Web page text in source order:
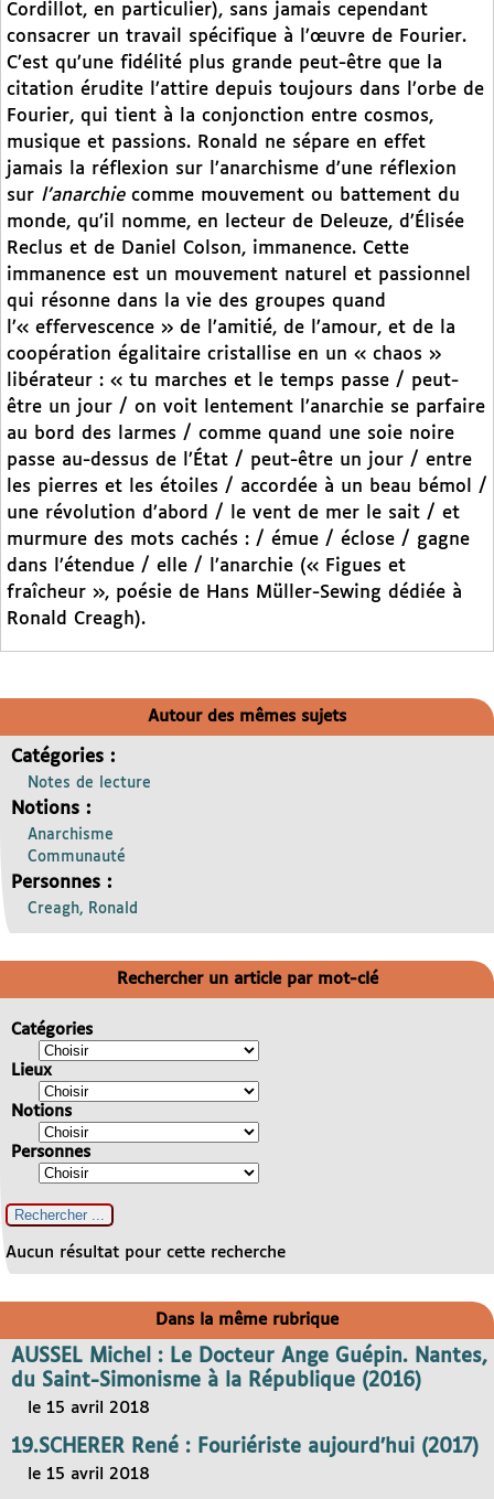
Cordillot, en particulier), sans jamais cependant
consacrer un travail spécifique à l’œuvre de Fourier.
C’est qu’une fidélité plus grande peut-être que la
citation érudite l’attire depuis toujours dans l’orbe de
Fourier, qui tient à la conjonction entre cosmos,
musique et passions. Ronald ne sépare en effet
jamais la réflexion sur l’anarchisme d’une réflexion
sur l’anarchiecomme mouvement ou battement du
monde, qu’il nomme, en lecteur de Deleuze, d’Élisée
Reclus et de Daniel Colson, immanence. Cette
immanence est un mouvement naturel et passionnel
qui résonne dans la vie des groupes quand
l’« effervescence » de l’amitié, de l’amour, et de la
coopération égalitaire cristallise en un « chaos »
libérateur : « tu marches et le temps passe / peut-
être un jour / on voit lentement l’anarchie se parfaire
au bord des larmes / comme quand une soie noire
passe au-dessus de l’État / peut-être un jour / entre
les pierres et les étoiles / accordée à un beau bémol /
une révolution d’abord / le vent de mer le sait / et
murmure des mots cachés : / émue / éclose / gagne
dans l’étendue / elle / l’anarchie (« Figues et
fraîcheur », poésie de Hans Müller-Sewing dédiée à
Ronald Creagh).
Autour des mêmes sujets
Catégories :
Notes de lecture
Notions :
Anarchisme
Communauté
Personnes :
Creagh, Ronald
Rechercher un article par mot-clé
Catégories
Lieux
Notions
Personnes
Aucun résultat pour cette recherche
Dans la même rubrique
AUSSEL Michel : Le Docteur Ange Guépin. Nantes,
du Saint-Simonisme à la République (2016)
le 15 avril 2018
19.SCHERER René : Fouriériste aujourd’hui (2017)
le 15 avril 2018